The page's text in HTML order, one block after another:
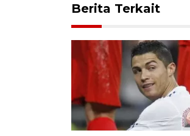
Berita Terkait